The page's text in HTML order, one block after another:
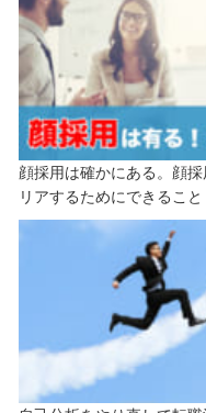
顔採用は確かにある。顔
リアするためにできること